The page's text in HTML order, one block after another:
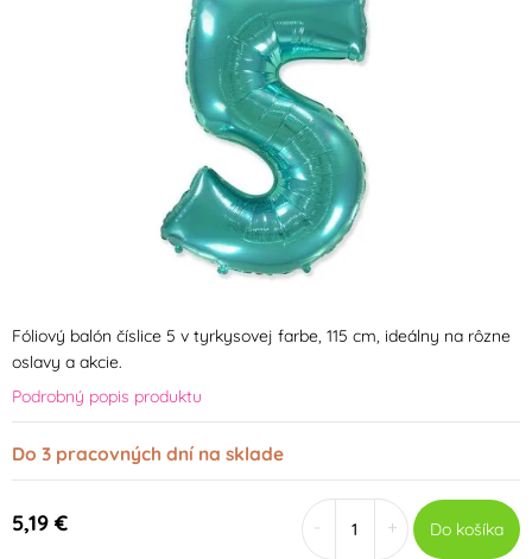
Fóliový balón číslice 5 v tyrkysovej farbe, 115 cm, ideálny na rôzne
oslavy a akcie.
Podrobný popis produktu
Do 3 pracovných dní na sklade
5,19 € + Do košíka